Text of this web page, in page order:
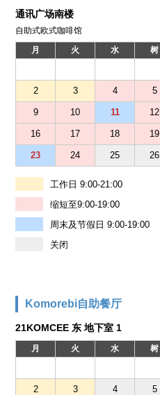
通讯广场南楼
自助式欧式咖啡馆
月 火 水 树
2 3 4 5
9 10 11 12
16 17 18 19
23 24 25 26
工作日 9:00-21:00
缩短至9:00-19:00
周末及节假日 9:00-19:00
关闭
Komorebi自助餐厅
21KOMCEE 东 地下室 1
月 火 水 树
2 3 4 5